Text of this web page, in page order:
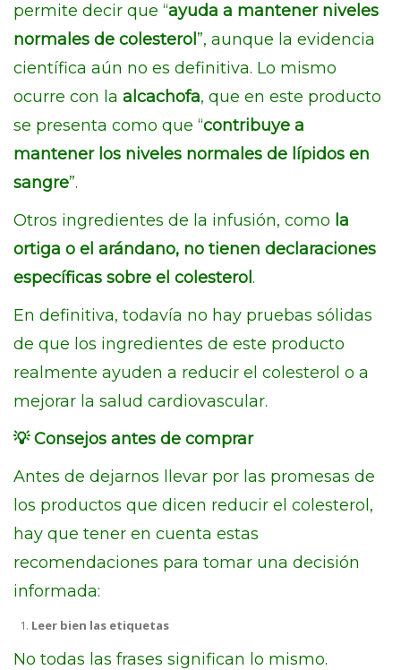
permite decir que “ayuda a mantener niveles
normales de colesterol ”, aunque la evidencia
científica aún no es definitiva. Lo mismo
ocurre con la alcachofa, que en este producto
se presenta como que “contribuye a
mantener los niveles normales de lípidos en
sangre”.
Otros ingredientes de la infusión, como la
ortiga o el arándano, no tienen declaraciones
específicas sobre el colesterol .
En definitiva, todavía no hay pruebas sólidas
de que los ingredientes de este producto
realmente ayuden a reducir el colesterol o a
mejorar la salud cardiovascular.
💡 Consejos antes de comprar
Antes de dejarnos llevar por las promesas de
los productos que dicen reducir el colesterol,
hay que tener en cuenta estas
recomendaciones para tomar una decisión
informada:
Leer bien las etiquetas
No todas las frases significan lo mismo.